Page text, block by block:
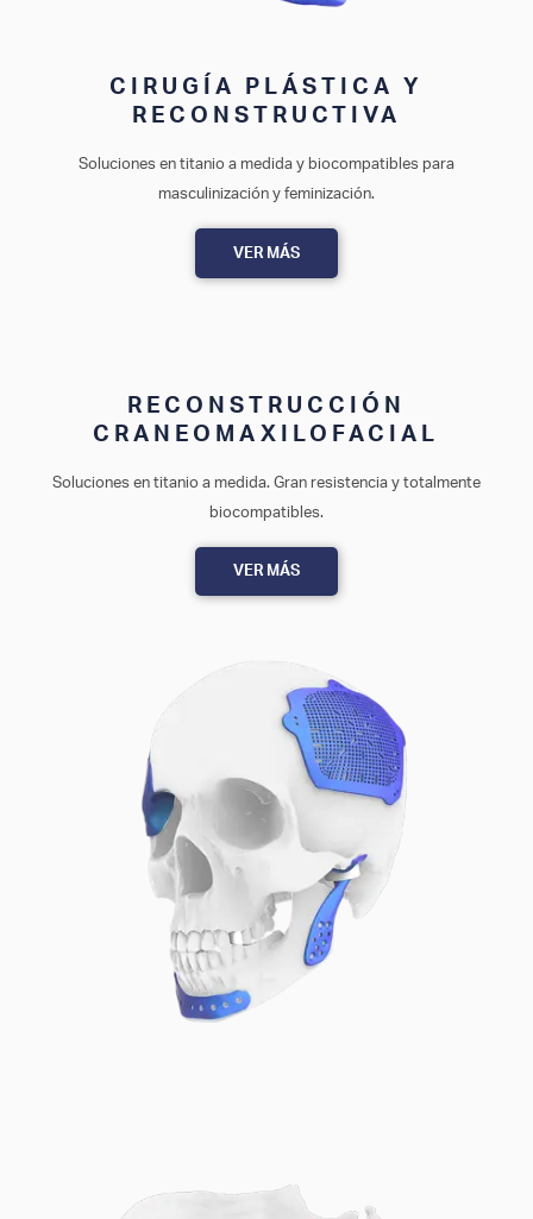
CIRUGÍA PLÁSTICA Y
RECONSTRUCTIVA
Soluciones en titanio a medida y biocompatibles para
masculinización y feminización.
VER MÁS
RECONSTRUCCIÓN
CRANEOMAXILOFACIAL
Soluciones en titanio a medida. Gran resistencia y totalmente
biocompatibles.
VER MÁS